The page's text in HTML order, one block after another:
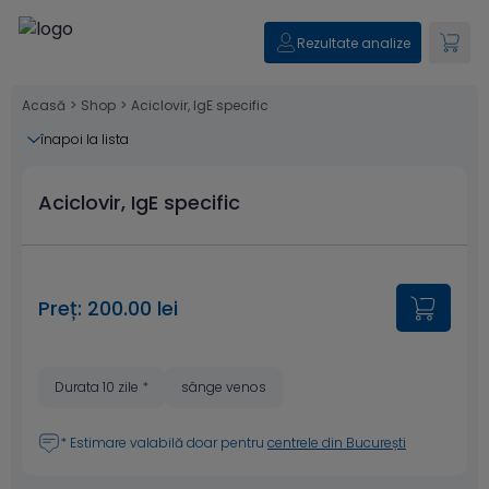
Rezultate analize
Acasă > Shop > Aciclovir, IgE specific
înapoi la lista
Aciclovir, IgE specific
Preț: 200.00 lei
Durata 10 zile * sânge venos
* Estimare valabilă doar pentru centrele din București